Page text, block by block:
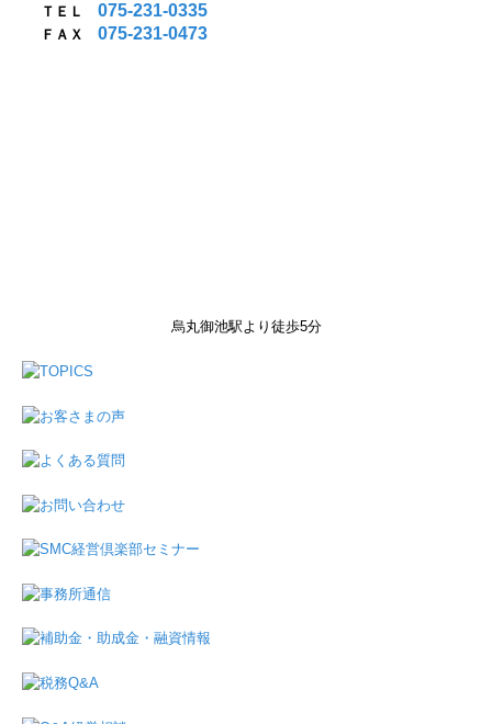
ＴＥＬ 075-231-0335
ＦＡＸ 075-231-0473
烏丸御池駅より徒歩5分